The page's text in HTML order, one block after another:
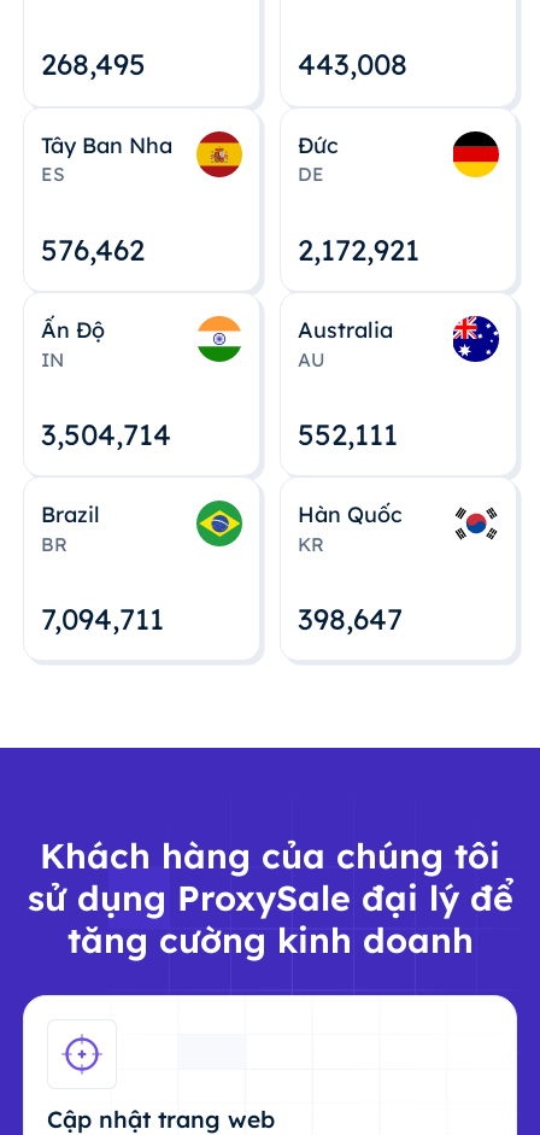
268,495 443,008
Tây Ban Nha
ES
576,463
Đức
DE
2,172,922
Ấn Độ
IN
3,504,715
Australia
AU
552,112
Brazil
BR
7,094,712
Hàn Quốc
KR
398,648
Khách hàng của chúng tôi
sử dụng ProxySale đại lý để
tăng cường kinh doanh
Cập nhật trang web